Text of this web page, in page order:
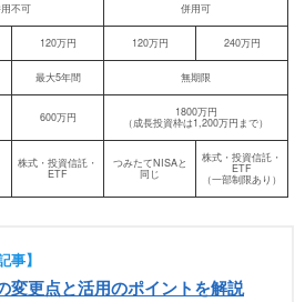
不可 併用可
120万円 120万円 240万円
最大5年間 無期限
600万円 1800万円
（成長投資枠は1,200万円まで）
株式・投資信託・
ETF
つみたてNISAと
同じ
株式・投資信託・
ETF
（一部制限あり）
事】
変更点と活用のポイントを解説